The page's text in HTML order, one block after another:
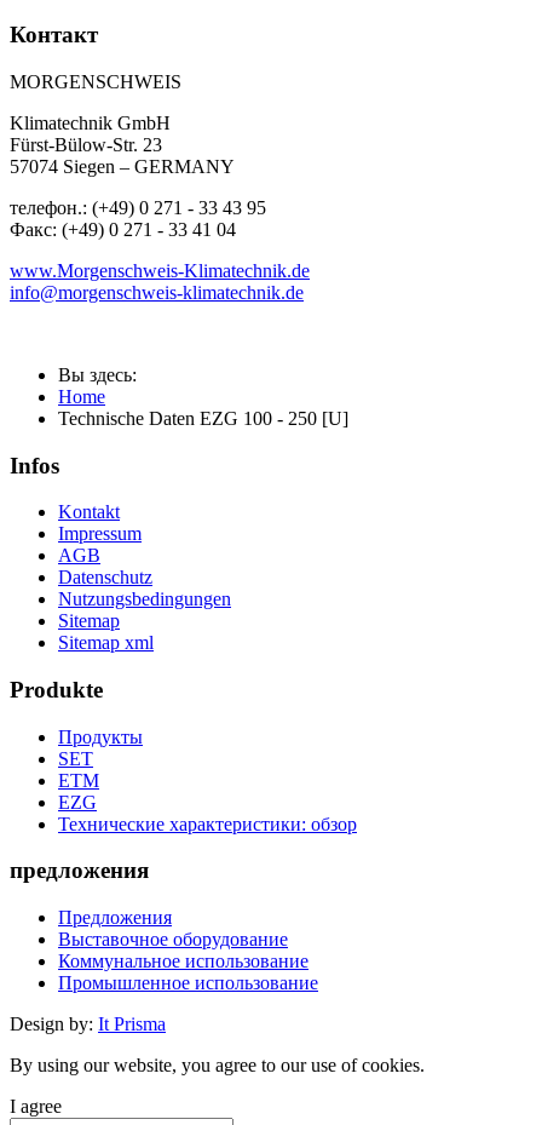
Контакт
MORGENSCHWEIS
Klimatechnik GmbH
Fürst-Bülow-Str. 23
57074 Siegen – GERMANY
телефон.: (+49) 0 271 - 33 43 95
Факс: (+49) 0 271 - 33 41 04
www.Morgenschweis-Klimatechnik.de
info@morgenschweis-klimatechnik.de
Вы здесь:
Home
Technische Daten EZG 100 - 250 [U]
Infos
Kontakt
Impressum
AGB
Datenschutz
Nutzungsbedingungen
Sitemap
Sitemap xml
Produkte
Продукты
SET
ETM
EZG
Технические характеристики: обзор
предложения
Предложения
Выставочное оборудование
Коммунальное использование
Промышленное использование
Design by: It Prisma
By using our website, you agree to our use of cookies.
I agree